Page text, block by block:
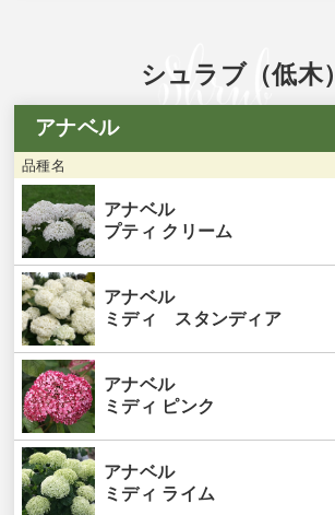
シュラブ（低木）
アナベル
品種名
アナベル
プティ クリーム
アナベル
ミディ スタンディア
アナベル
ミディ ピンク
アナベル
ミディ ライム